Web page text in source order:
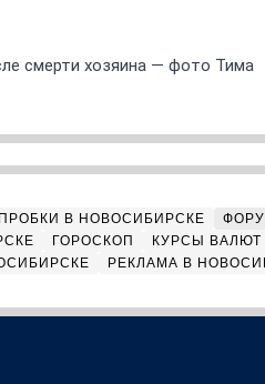
смерти хозяина — фото Тима
ПРОБКИ В НОВОСИБИРСКЕ
ГОРОСКОП
КУРСЫ
РЕКЛАМА В